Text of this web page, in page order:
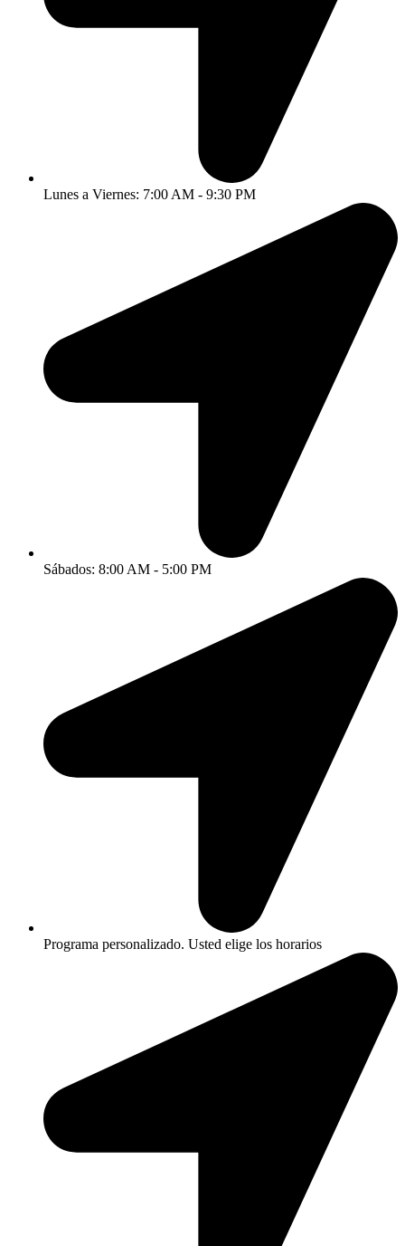
Lunes a Viernes: 7:00 AM - 9:30 PM
Sábados: 8:00 AM - 5:00 PM
Programa personalizado. Usted elige los horarios